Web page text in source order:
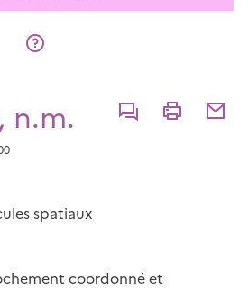
, n.m. CommenterImprimer
spatiaux
coordonné et